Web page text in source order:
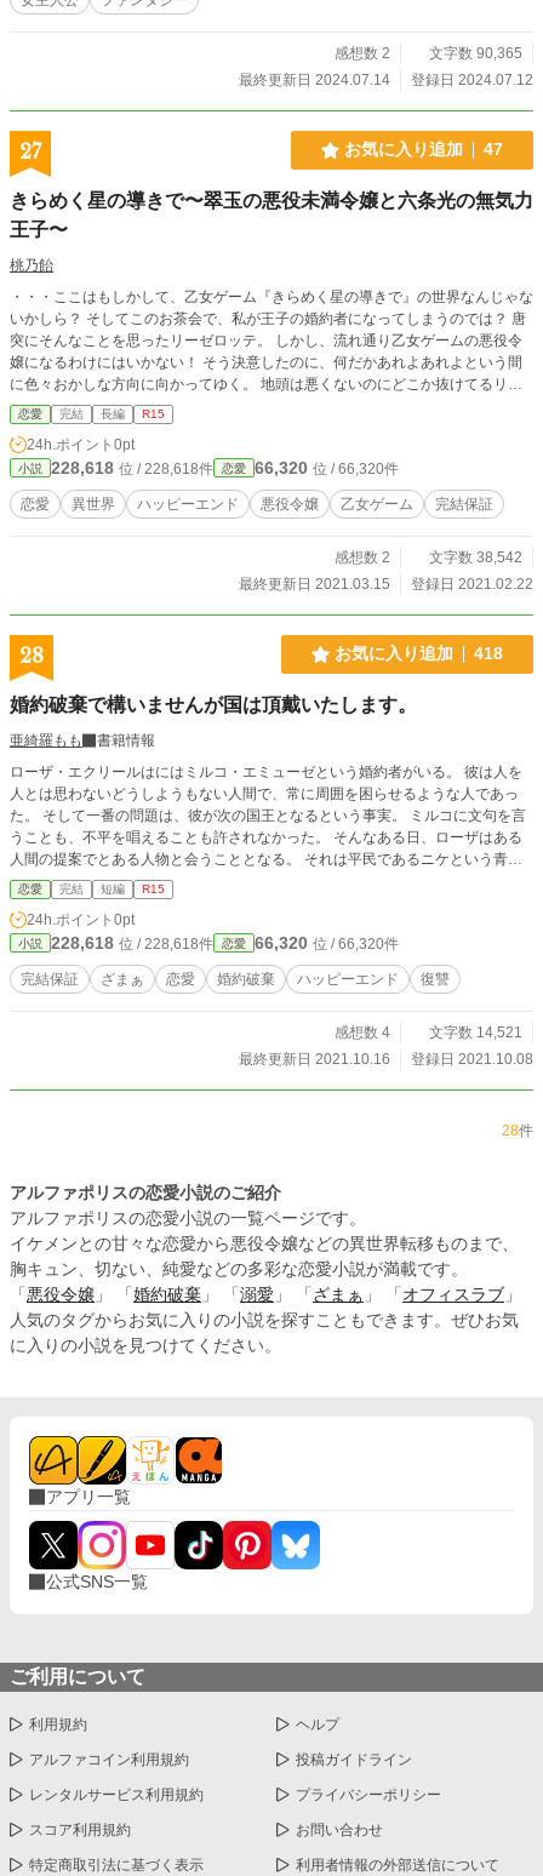
感想数 2
文字数 90,365
最終更新日 2024.07.14
登録日 2024.07.12
27 お気に入り追加 47
きらめく星の導きで〜翠玉の悪役未満令嬢と六条光の無気力
王子〜
桃乃飴
・・・ここはもしかして、乙女ゲーム『きらめく星の導きで』の世界なんじゃな
いかしら？ そしてこのお茶会で、私が王子の婚約者になってしまうのでは？ 唐
突にそんなことを思ったリーゼロッテ。 しかし、流れ通り乙女ゲームの悪役令
嬢になるわけにはいかない！ そう決意したのに、何だかあれよあれよという間
に色々おかしな方向に向かってゆく。 地頭は悪くないのにどこか抜けてるリー
ゼロッテの明日はどっちだ！？ ********** 悪役令嬢ものですがタイトル通り、主
人公は悪役未満です。 何百番煎じかわかりませんがどうぞお付き合いください
ませ。 王道をこれでもかと詰め込んでみたくて書いてみておりましたが、書き
終わってみたら全然でした。 意欲が湧けばシリーズものにしたくて、その謂わ
ば導入としてのお話になります。 本編執筆完了・2/22に朝と夜1話ずつ、2/23以
降0:00〜完結まで毎日1話ずつ予約投稿済みで完結保証致しますので安心してご
る別作品二つの数倍の文字数なので長編とさせて頂いております。 R15は保険
恋愛 完結 長編 R15
24h.ポイント 0pt
小説 228,618 位 / 228,618件 恋愛 66,320 位 / 66,320件
恋愛 異世界 ハッピーエンド 悪役令嬢 乙女ゲーム 完結保証
感想数 2
文字数 38,542
最終更新日 2021.03.15
登録日 2021.02.22
28 お気に入り追加 418
婚約破棄で構いませんが国は頂戴いたします。
亜綺羅もも
書籍情報
ローザ・エクリールはにはミルコ・エミューゼという婚約者がいる。 彼は人を
人とは思わないどうしようもない人間で、常に周囲を困らせるような人であっ
た。 そして一番の問題は、彼が次の国王となるという事実。 ミルコに文句を言
うことも、不平を唱えることも許されなかった。 そんなある日、ローザはある
人間の提案でとある人物と会うこととなる。 それは平民であるニケという青
年。 彼の顔はミルコに瓜二つで見た目はどちらか区別がつかないほどであっ
た。 ローザとニケの出逢い。 二人が出会い、惹かれ合うことによって、大きな
計画が動き出すのであった。
恋愛 完結 短編 R15
24h.ポイント 0pt
小説 228,618 位 / 228,618件 恋愛 66,320 位 / 66,320件
完結保証 ざまぁ 恋愛 婚約破棄 ハッピーエンド 復讐
感想数 4
文字数 14,521
最終更新日 2021.10.16
登録日 2021.10.08
28件
アルファポリスの恋愛小説のご紹介
アルファポリスの恋愛小説の一覧ページです。
イケメンとの甘々な恋愛から悪役令嬢などの異世界転移ものまで、
胸キュン、切ない、純愛などの多彩な恋愛小説が満載です。
「 悪役令嬢 」 「 婚約破棄 」 「 溺愛 」 「 ざまぁ 」 「 オフィスラブ 」
人気のタグからお気に入りの小説を探すこともできます。ぜひお気
に入りの小説を見つけてください。
アプリ一覧
公式SNS一覧
ご利用について
利用規約 ヘルプ
アルファコイン利用規約 投稿ガイドライン
レンタルサービス利用規約 プライバシーポリシー
スコア利用規約 お問い合わせ
特定商取引法に基づく表示 利用者情報の外部送信について